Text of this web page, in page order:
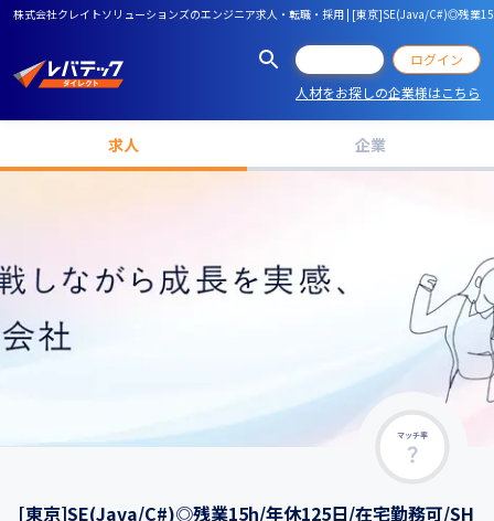
株式会社クレイトソリューションズのエンジニア求人・転職・採用 | [東京]SE(Java/C#)◎残業
ログイン
人材をお探しの企業様はこちら
求人 企業
マッチ率
[東京]SE(Java/C#)◎残業15h/年休125日/在宅勤務可/SH